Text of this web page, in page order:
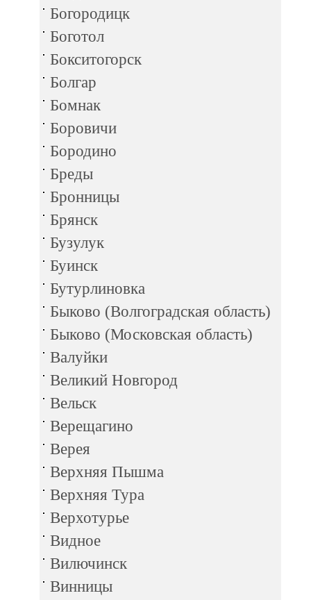
Богородицк
Боготол
Бокситогорск
Болгар
Бомнак
Боровичи
Бородино
Бреды
Бронницы
Брянск
Бузулук
Буинск
Бутурлиновка
Быково (Волгоградская область)
Быково (Московская область)
Валуйки
Великий Новгород
Вельск
Верещагино
Верея
Верхняя Пышма
Верхняя Тура
Верхотурье
Видное
Вилючинск
Винницы